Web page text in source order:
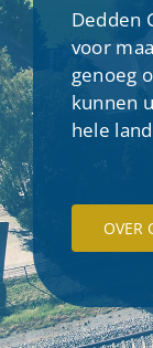
Dedden
voor
genoeg
kunnen
hele
OVER